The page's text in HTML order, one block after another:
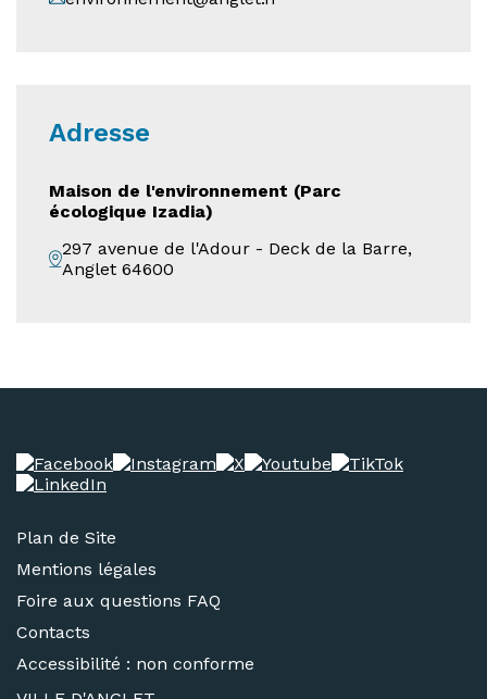
Adresse
Maison de l'environnement (Parc
écologique Izadia)
297 avenue de l'Adour - Deck de la Barre,
Anglet 64600
Plan de Site
Mentions légales
Foire aux questions FAQ
Contacts
Accessibilité : non conforme